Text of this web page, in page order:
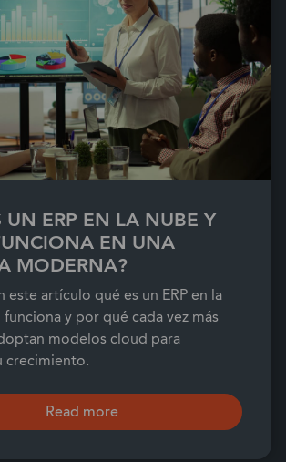
UN ERP EN LA NUBE Y
EN UNA
MODERNA?
este artículo qué es un ERP en la
y por qué cada vez más
modelos cloud para
crecimiento.
Read more